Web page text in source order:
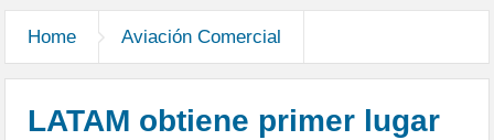
Home Aviación Comercial
LATAM obtiene primer lugar